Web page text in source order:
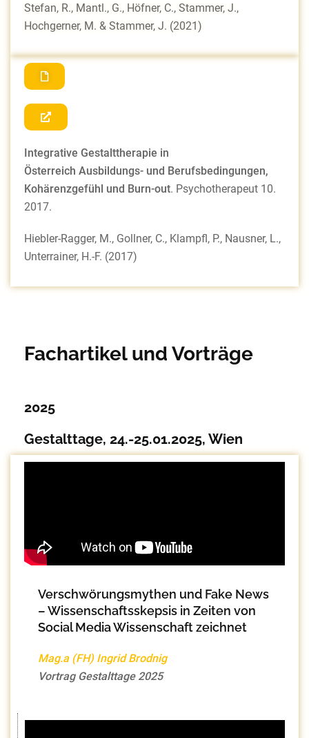
Stefan, R., Mantl., G., Höfner, C., Stammer, J.,
Hochgerner, M. & Stammer, J. (2021)
Integrative Gestalttherapie in
Österreich Ausbildungs- und Berufsbedingungen,
Kohärenzgefühl und Burn-out. Psychotherapeut 10.
2017.
Hiebler-Ragger, M., Gollner, C., Klampfl, P., Nausner, L.,
Unterrainer, H.-F. (2017)
Fachartikel und Vorträge
2025
Gestalttage, 24.-25.01.2025, Wien
Verschwörungsmythen und Fake News
– Wissenschaftsskepsis in Zeiten von
Social Media Wissenschaft zeichnet
Mag.a (FH) Ingrid Brodnig
Vortrag Gestalttage 2025